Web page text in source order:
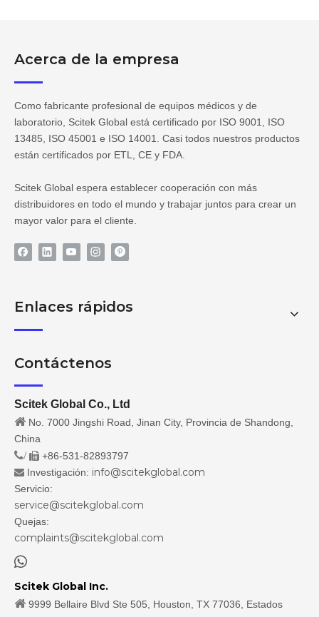
Acerca de la empresa
Como fabricante profesional de equipos médicos y de
laboratorio, Scitek Global está certificado por ISO 9001, ISO
13485, ISO 45001 e ISO 14001. Casi todos nuestros productos
están certificados por ETL, CE y FDA.
Scitek Global espera establecer cooperación con más
distribuidores en todo el mundo y trabajar juntos para crear un
mayor valor para el cliente.
Enlaces rápidos
Contáctenos
Scitek Global Co., Ltd
 No. 7000 Jingshi Road, Jinan City, Provincia de Shandong,
China
/  +86-531-82893797
 Investigación: info@scitekglobal.com
Servicio:
service@scitekglobal.com
Quejas:
complaints@scitekglobal.com

Scitek Global Inc.
 9999 Bellaire Blvd Ste 505, Houston, TX 77036, Estados